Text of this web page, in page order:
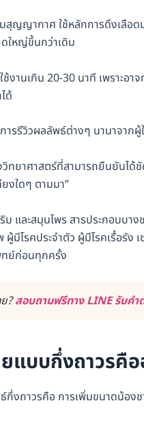
ญากาศ ใช้หลักการดึงเลือดม
ดใหญ่ขึ้นกว่าเดิม
านเกิน 20-30 นาที เพราะอา
ด้
รีวิวผลลัพธ์ต่างๆ นานาจากผู้
ยาศาสตร์ที่สามารถยืนยันได้
งใดๆ ตามมา”
และสมุนไพร สารประกอบบ
มีโรคประจำตัว ผู้มีโรคเรื้อรัง เ
ทย์ก่อนทุกครั้ง
?สอบถามฟรีทาง LINE รับค
แบบกึ่งถาวรคือ
งถาวรคือ การเพิ่มขนาดน้อง